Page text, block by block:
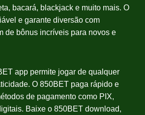
bacará, blackjack e muito mais. O
e garante diversão com
de bônus incríveis para novos e
app permite jogar de qualquer
O 850BET paga rápido e
de pagamento como PIX,
Baixe o 850BET download,